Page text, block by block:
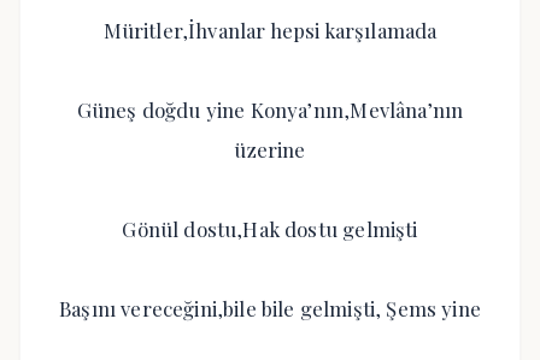
Müritler,İhvanlar hepsi karşılamada
Güneş doğdu yine Konya’nın,Mevlâna’nın
üzerine
Gönül dostu,Hak dostu gelmişti
Başını vereceğini,bile bile gelmişti, Şems yine